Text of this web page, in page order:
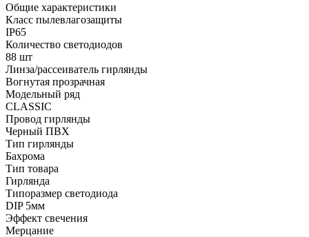
Общие характеристики
Класс пылевлагозащиты
IP65
Количество светодиодов
88 шт
Линза/рассеиватель гирлянды
Вогнутая прозрачная
Модельный ряд
CLASSIC
Провод гирлянды
Черный ПВХ
Тип гирлянды
Бахрома
Тип товара
Гирлянда
Типоразмер светодиода
DIP 5мм
Эффект свечения
Мерцание